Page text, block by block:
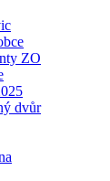
ZO
dvůr